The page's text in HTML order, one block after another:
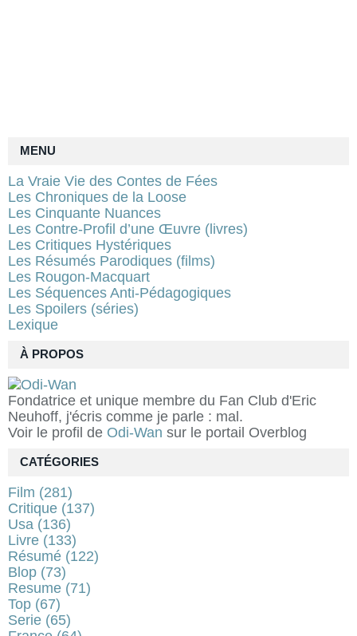
À PROPOS
Fondatrice et unique membre du Fan Club d'Eric
Neuhoff, j'écris comme je parle : mal.
Voir le profil de Odi-Wan sur le portail Overblog
MENU
La Vraie Vie des Contes de Fées
Les Chroniques de la Loose
Les Cinquante Nuances
Les Contre-Profil d’une Œuvre (livres)
Les Critiques Hystériques
Les Résumés Parodiques (films)
Les Rougon-Macquart
Les Séquences Anti-Pédagogiques
Les Spoilers (séries)
Lexique
CATÉGORIES
Film (281)
Critique (137)
Usa (136)
Livre (133)
Résumé (122)
Blop (73)
Resume (71)
Top (67)
Serie (65)